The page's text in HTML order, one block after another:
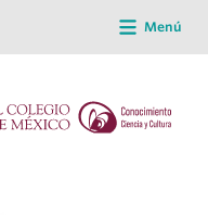
Menú